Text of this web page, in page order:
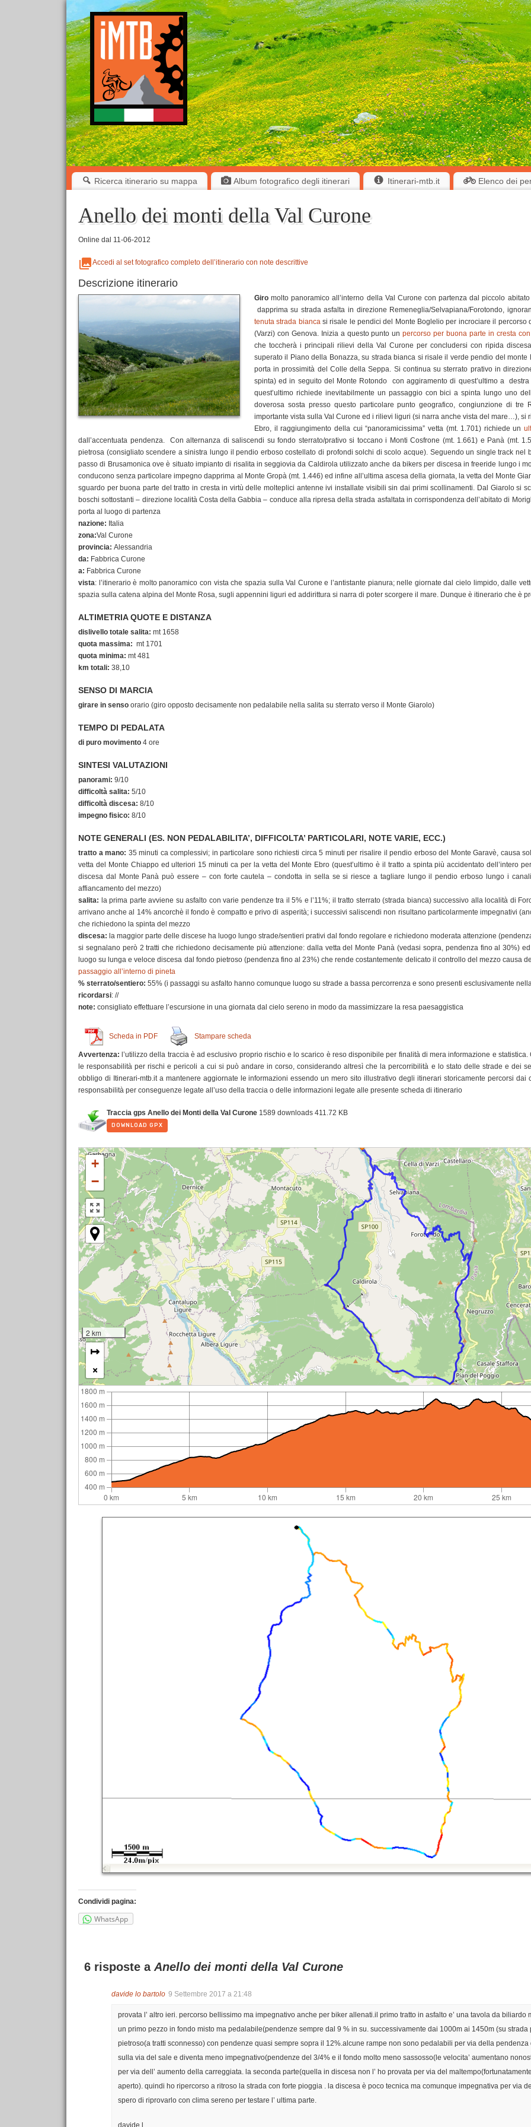
Ricerca itinerario su mappa Album fotografico degli itinerari Itinerari-mtb.it Elenco dei
Anello dei monti della Val Curone
Online dal 11-06-2012
Accedi al set fotografico completo dell’itinerario con note descrittive
Descrizione itinerario
Giro molto panoramico all’interno della Val Curone con partenza dal piccolo
dapprima su strada asfalta in direzione Remeneglia/Selvapiana/Forotondo,
tenuta strada bianca si risale le pendici del Monte Boglelio per incrociare il percorso
(Varzi) con Genova. Inizia a questo punto unpercorso per buona parte in cresta
che toccherà i principali rilievi della Val Curone per concludersi con ripida
superato il Piano della Bonazza, su strada bianca si risale il verde pendio del
porta in prossimità del Colle della Seppa. Si continua su sterrato prativo in
spinta) ed in seguito del Monte Rotondo con aggiramento di quest’ultimo a
quest’ultimo richiede inevitabilmente un passaggio con bici a spinta lungo uno
doverosa sosta presso questo particolare punto geografico, congiunzione di tre
importante vista sulla Val Curone ed i rilievi liguri (si narra anche vista del mare…), si
Ebro, il raggiungimento della cui “panoramicissima” vetta (mt. 1.701) richiede un
dall’accentuata pendenza. Con alternanza di saliscendi su fondo sterrato/prativo si toccano i Monti Cosfrone (mt. 1.661) e Panà (mt.
pietrosa (consigliato scendere a sinistra lungo il pendio erboso costellato di profondi solchi di scolo acque). Seguendo un single track nel
passo di Brusamonica ove è situato impianto di risalita in seggiovia da Caldirola utilizzato anche da bikers per discesa in freeride lungo i
conducono senza particolare impegno dapprima al Monte Gropà (mt. 1.446) ed infine all’ultima ascesa della giornata, la vetta del Monte
sguardo per buona parte del tratto in cresta in virtù delle molteplici antenne ivi installate visibili sin dai primi scollinamenti. Dal Giarolo si
boschi sottostanti – direzione località Costa della Gabbia – conduce alla ripresa della strada asfaltata in corrispondenza dell’abitato di
porta al luogo di partenza
nazione: Italia
zona:Val Curone
provincia: Alessandria
da: Fabbrica Curone
a: Fabbrica Curone
vista: l’itinerario è molto panoramico con vista che spazia sulla Val Curone e l’antistante pianura; nelle giornate dal cielo limpido, dalle
spazia sulla catena alpina del Monte Rosa, sugli appennini liguri ed addirittura si narra di poter scorgere il mare. Dunque è itinerario che è
ALTIMETRIA QUOTE E DISTANZA
dislivello totale salita: mt 1658
quota massima: mt 1701
quota minima: mt 481
km totali: 38,10
SENSO DI MARCIA
girare in senso orario (giro opposto decisamente non pedalabile nella salita su sterrato verso il Monte Giarolo)
TEMPO DI PEDALATA
di puro movimento 4 ore
SINTESI VALUTAZIONI
panorami: 9/10
difficoltà salita: 5/10
difficoltà discesa: 8/10
impegno fisico: 8/10
NOTE GENERALI (ES. NON PEDALABILITA’, DIFFICOLTA’ PARTICOLARI, NOTE VARIE, ECC.)
tratto a mano: 35 minuti ca complessivi; in particolare sono richiesti circa 5 minuti per risalire il pendio erboso del Monte Garavè, causa
vetta del Monte Chiappo ed ulteriori 15 minuti ca per la vetta del Monte Ebro (quest’ultimo è il tratto a spinta più accidentato dell’intero
discesa dal Monte Panà può essere – con forte cautela – condotta in sella se si riesce a tagliare lungo il pendio erboso lungo i
affiancamento del mezzo)
salita: la prima parte avviene su asfalto con varie pendenze tra il 5% e l’11%; il tratto sterrato (strada bianca) successivo alla località di
arrivano anche al 14% ancorchè il fondo è compatto e privo di asperità; i successivi saliscendi non risultano particolarmente impegnativi
che richiedono la spinta del mezzo
discesa: la maggior parte delle discese ha luogo lungo strade/sentieri prativi dal fondo regolare e richiedono moderata attenzione
si segnalano però 2 tratti che richiedono decisamente più attenzione: dalla vetta del Monte Panà (vedasi sopra, pendenza fino al 30%)
luogo su lunga e veloce discesa dal fondo pietroso (pendenza fino al 23%) che rende costantemente delicato il controllo del mezzo causa
passaggio all’interno di pineta
% sterrato/sentiero: 55% (i passaggi su asfalto hanno comunque luogo su strade a bassa percorrenza e sono presenti esclusivamente
ricordarsi: //
note: consigliato effettuare l’escursione in una giornata dal cielo sereno in modo da massimizzare la resa paesaggistica
Scheda in PDF Stampare scheda
Avvertenza: l’utilizzo della traccia è ad esclusivo proprio rischio e lo scarico è reso disponibile per finalità di mera informazione e
le responsabilità per rischi e pericoli a cui si può andare in corso, considerando altresì che la percorribilità e lo stato delle strade e dei
obbligo di Itinerari-mtb.it a mantenere aggiornate le informazioni essendo un mero sito illustrativo degli itinerari storicamente percorsi dai
responsabilità per conseguenze legate all’uso della traccia o delle informazioni legate alle presente scheda di itinerario
Traccia gps Anello dei Monti della Val Curone 1589 downloads 411.72 KB
DOWNLOAD GPX
+
−
2 km
↦
×
Condividi pagina:
WhatsApp
6 risposte a Anello dei monti della Val Curone
davide lo bartolo 9 Settembre 2017 a 21:48
provata l’ altro ieri. percorso bellissimo ma impegnativo anche per biker allenati.il primo tratto in asfalto e’ una tavola da
un primo pezzo in fondo misto ma pedalabile(pendenze sempre dal 9 % in su. successivamente dai 1000m ai 1450m (su
pietroso(a tratti sconnesso) con pendenze quasi sempre sopra il 12%.alcune rampe non sono pedalabili per via della
sulla via del sale e diventa meno impegnativo(pendenze del 3/4% e il fondo molto meno sassosso(le velocita’ aumentano
per via dell’ aumento della carreggiata. la seconda parte(quella in discesa non l’ ho provata per via del
aperto). quindi ho ripercorso a ritroso la strada con forte pioggia . la discesa è poco tecnica ma comunque impegnativa per via
spero di riprovarlo con clima sereno per testare l’ ultima parte.
davide l.